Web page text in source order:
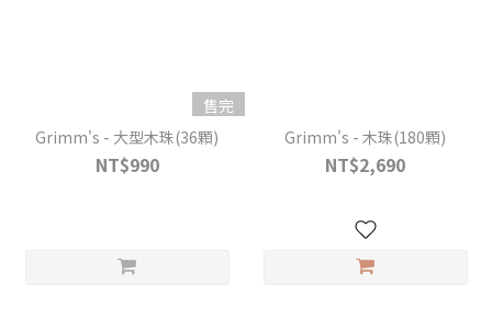
售完
Grimm's - 大型木珠(36顆)
NT$990
Grimm's - 木珠(180顆)
NT$2,690